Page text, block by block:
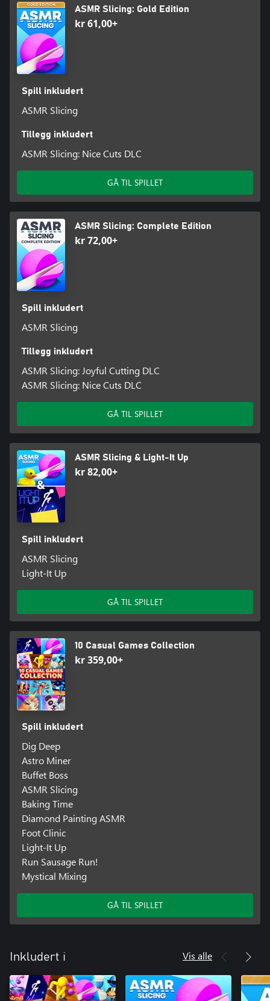
ASMR Slicing: Gold Edition
kr 61,00+
Spill inkludert
ASMR Slicing
Tillegg inkludert
ASMR Slicing: Nice Cuts DLC
GÅ TIL SPILLET
ASMR Slicing: Complete Edition
kr 72,00+
Spill inkludert
ASMR Slicing
Tillegg inkludert
ASMR Slicing: Joyful Cutting DLC
ASMR Slicing: Nice Cuts DLC
GÅ TIL SPILLET
ASMR Slicing & Light-It Up
kr 82,00+
Spill inkludert
ASMR Slicing
Light-It Up
GÅ TIL SPILLET
10 Casual Games Collection
kr 359,00+
Spill inkludert
Dig Deep
Astro Miner
Buffet Boss
ASMR Slicing
Baking Time
Diamond Painting ASMR
Foot Clinic
Light-It Up
Run Sausage Run!
Mystical Mixing
GÅ TIL SPILLET
Inkludert i Vis alle